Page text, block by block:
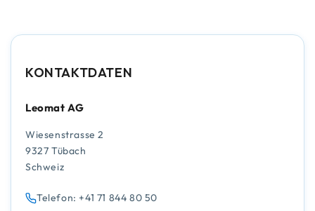
KONTAKTDATEN
Leomat AG
Wiesenstrasse 2
9327 Tübach
Schweiz
Telefon: +41 71 844 80 50